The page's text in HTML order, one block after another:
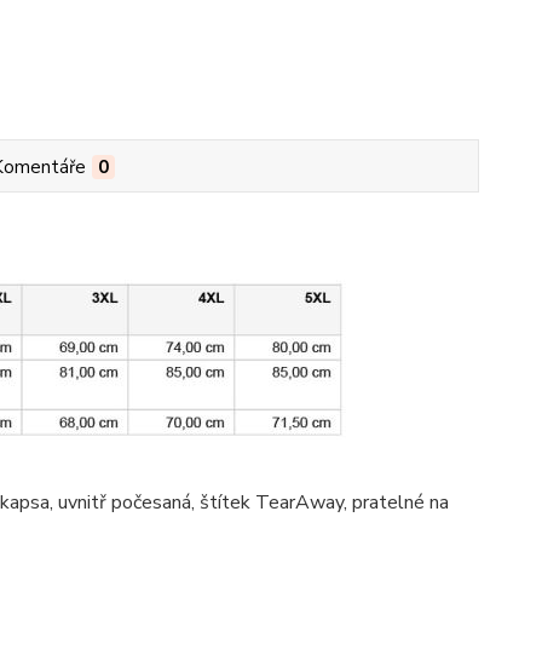
0
, uvnitř počesaná, štítek TearAway, pratelné na